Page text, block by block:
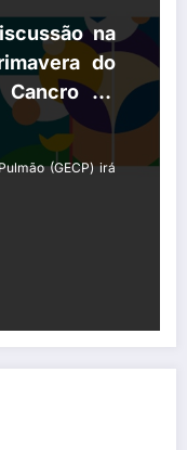
na
do
do
(GECP) irá